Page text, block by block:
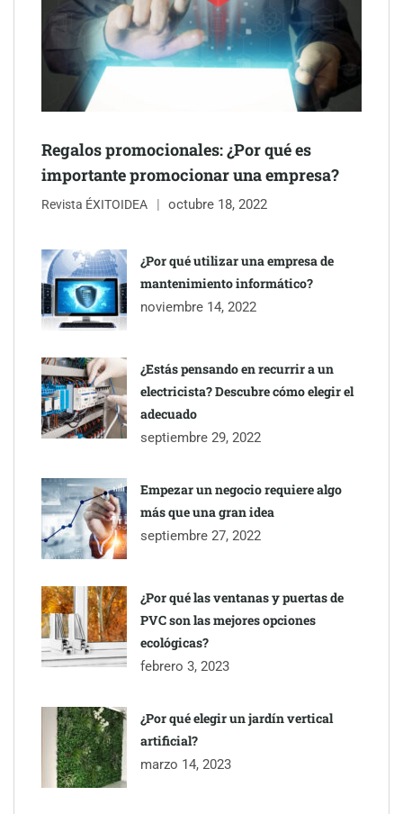
mano de Tormo Franquicias
Eagle Waterproofing recomienda revisar la
impermeabilización de las viviendas antes de las vacaciones
Regalos promocionales: ¿Por qué es
importante promocionar una empresa?
Revista ÉXITOIDEA octubre 18, 2022
¿Por qué utilizar una empresa de
mantenimiento informático?
noviembre 14, 2022
¿Estás pensando en recurrir a un
electricista? Descubre cómo elegir el
adecuado
septiembre 29, 2022
Empezar un negocio requiere algo
más que una gran idea
septiembre 27, 2022
¿Por qué las ventanas y puertas de
PVC son las mejores opciones
ecológicas?
febrero 3, 2023
¿Por qué elegir un jardín vertical
artificial?
marzo 14, 2023